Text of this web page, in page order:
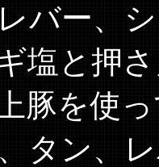
バー、
塩と押
豚を使
タン、